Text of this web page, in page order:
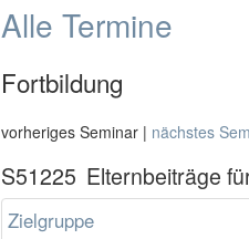
Alle Termine
Fortbildung
vorheriges Seminar | nächstes
S51225 Elternbeiträge
Zielgruppe